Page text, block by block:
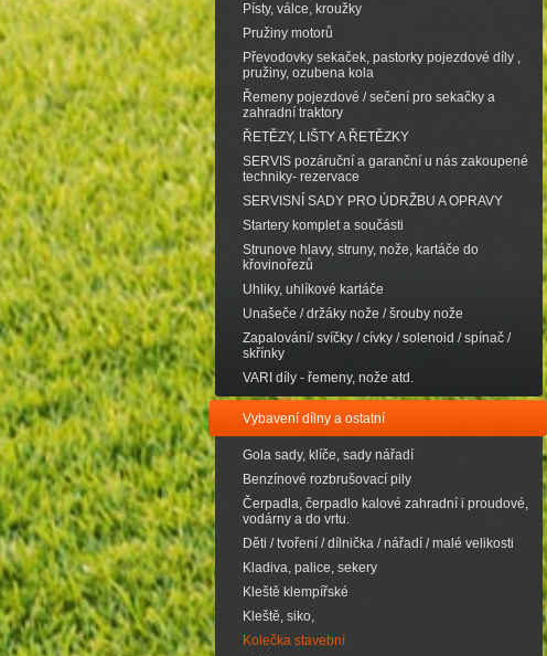
Písty, válce, kroužky
Pružiny motorů
Převodovky sekaček, pastorky pojezdové díly ,
pružiny, ozubena kola
Řemeny pojezdové / sečení pro sekačky a
zahradní traktory
ŘETĚZY, LIŠTY A ŘETĚZKY
SERVIS pozáruční a garanční u nás zakoupené
techniky- rezervace
SERVISNÍ SADY PRO ÚDRŽBU A OPRAVY
Startery komplet a součásti
Strunove hlavy, struny, nože, kartáče do
křovinořezů
Uhliky, uhlíkové kartáče
Unašeče / držáky nože / šrouby nože
Zapalování/ svíčky / cívky / solenoid / spínač /
skřínky
VARI díly - řemeny, nože atd.
Vybavení dílny a ostatní
Gola sady, klíče, sady nářadí
Benzínové rozbrušovací pily
Čerpadla, čerpadlo kalové zahradní i proudové,
vodárny a do vrtu.
Děti / tvoření / dílnička / nářadí / malé velikosti
Kladiva, palice, sekery
Kleště klempířské
Kleště, siko,
Kolečka stavební